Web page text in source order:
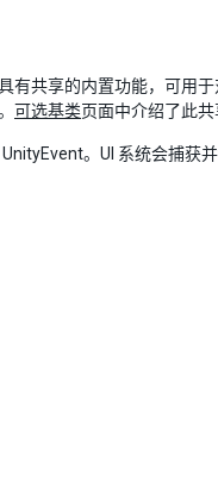
共享的内置功能，可用
可选基类页面中介绍了此共
。UI 系统会捕获